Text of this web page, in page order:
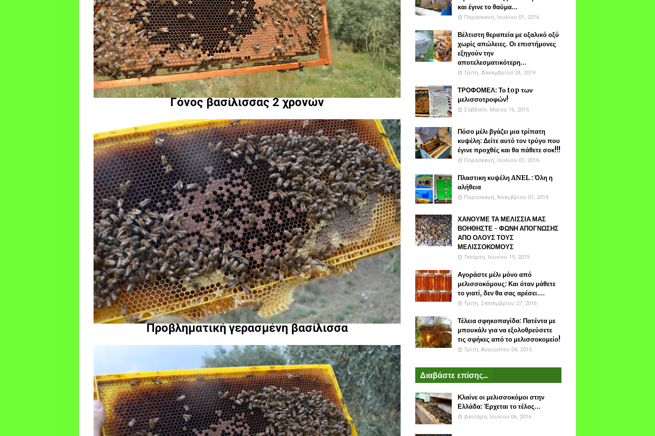
Γόνος βασίλισσας 2 χρονών
Προβληματική γερασμένη βασίλισσα
και έγινε το θαύμα...
Παρασκευή, Ιουλίου 01, 2016
Βέλτιστη θεραπεία με οξαλικό οξύ
χωρίς απώλειες. Οι επιστήμονες
εξηγούν την
αποτελεσματικότερη...
Τρίτη, Δεκεμβρίου 24, 2019
ΤΡΟΦΟΜΕΛ: Το top των
μελισσοτροφών!
Σάββατο, Μαΐου 16, 2015
Πόσο μέλι βγάζει μια τρίπατη
κυψέλη: Δείτε αυτό τον τρύγο που
έγινε προχθές και θα πάθετε σοκ!!!
Παρασκευή, Ιουλίου 01, 2016
Πλαστικη κυψέλη ANEL : Όλη η
αλήθεια
Παρασκευή, Νοεμβρίου 07, 2014
ΧΑΝΟΥΜΕ ΤΑ ΜΕΛΙΣΣΙΑ ΜΑΣ
ΒΟΗΘΗΣΤΕ - ΦΩΝΗ ΑΠΟΓΝΩΣΗΣ
ΑΠΟ ΟΛΟΥΣ ΤΟΥΣ
ΜΕΛΙΣΣΟΚΟΜΟΥΣ
Τετάρτη, Ιουνίου 19, 2019
Αγοράστε μέλι μόνο από
μελισσοκόμους: Και όταν μάθετε
το γιατί, δεν θα σας αρέσει....
Τρίτη, Σεπτεμβρίου 27, 2016
Τέλεια σφηκοπαγίδα: Πατέντα με
μπουκάλι για να εξολοθρεύσετε
τις σφήκες από το μελισσοκομείο!
Τρίτη, Αυγούστου 04, 2015
Διαβάστε επίσης...
Κλαίνε οι μελισσοκόμοι στην
Ελλάδα: Έρχεται το τέλος...
Δευτέρα, Ιουνίου 06, 2016